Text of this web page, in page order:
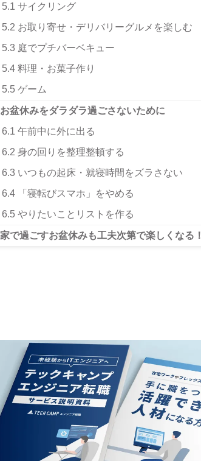
5.1 サイクリング
5.2 お取り寄せ・デリバリーグルメを楽しむ
5.3 庭でプチバーベキュー
5.4 料理・お菓子作り
5.5 ゲーム
お盆休みをダラダラ過ごさないために
6.1 午前中に外に出る
6.2 身の回りを整理整頓する
6.3 いつもの起床・就寝時間をズラさない
6.4 「寝転びスマホ」をやめる
6.5 やりたいことリストを作る
家で過ごすお盆休みも工夫次第で楽しくなる！